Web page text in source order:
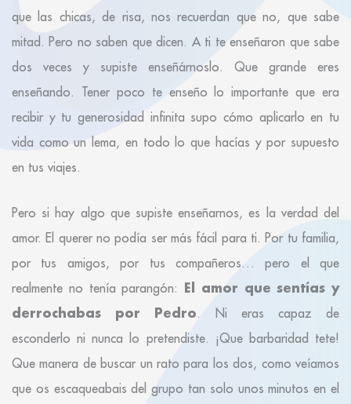
que las chicas, de risa, nos recuerdan que no, que sabe
mitad. Pero no saben que dicen. A ti te enseñaron que sabe
dos veces y supiste enseñárnoslo. Que grande eres
enseñando. Tener poco te enseño lo importante que era
recibir y tu generosidad infinita supo cómo aplicarlo en tu
vida como un lema, en todo lo que hacías y por supuesto
en tus viajes.
Pero si hay algo que supiste enseñarnos, es la verdad del
amor. El querer no podía ser más fácil para ti. Por tu familia,
por tus amigos, por tus compañeros… pero el que
realmente no tenía parangón: El amor que sentías y
derrochabas por Pedro. Ni eras capaz de
esconderlo ni nunca lo pretendiste. ¡Que barbaridad tete!
Que manera de buscar un rato para los dos, como veíamos
que os escaqueabais del grupo tan solo unos minutos en el